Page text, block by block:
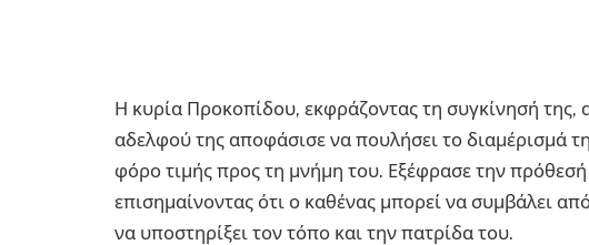
Η κυρία Προκοπίδου, εκφράζοντας τη συγκίνησή της,
αδελφού της αποφάσισε να πουλήσει το διαμέρισμά
φόρο τιμής προς τη μνήμη του. Εξέφρασε την πρόθεσή
επισημαίνοντας ότι ο καθένας μπορεί να συμβάλει
να υποστηρίξει τον τόπο και την πατρίδα του.